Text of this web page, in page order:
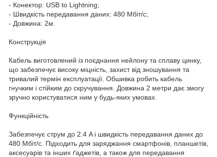
- Конектор: USB to Lightning;
- Швидкість передавання даних: 480 Мбіт/с;
- Довжина: 2м.
Конструкція
Кабель виготовлений із поєднання нейлону та сплаву цинку,
що забезпечує високу міцність, захист від зношування та
тривалий термін експлуатації. Обшивка робить кабель
гнучким і стійким до скручування. Довжина 2 метри дає змогу
зручно користуватися ним у будь-яких умовах.
Функційність
Забезпечує струм до 2.4 A і швидкість передавання даних до
480 Мбіт/с. Підходить для заряджання смартфонів, планшетів,
аксесуарів та інших ґаджетів, а також для передавання